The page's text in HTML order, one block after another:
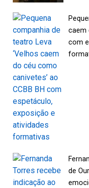
caem
com
de